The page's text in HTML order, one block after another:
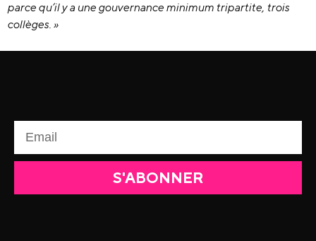
parce qu’il y a une gouvernance minimum tripartite, trois
collèges. »
S'ABONNER